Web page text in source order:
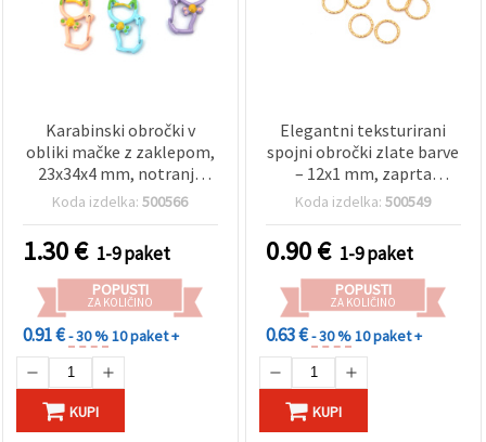
Karabinski obročki v
obliki mačke z zaklepom,
23x34x4 mm, notranja
odprtina: 10x15 mm,
Koda izdelka:500566
1.30€ 1-9 paket
POPUSTI
ZA KOLIČINO
0.91 €- 30 %10 paket +
KUPI
Elegantni teksturirani
spojni obročki zlate barve
– 12x1 mm, zaprta
izvedba, pakiranje 50
Koda izdelka:500549
0.90€ 1-9 paket
POPUSTI
ZA KOLIČINO
0.63 €- 30 %10 paket +
KUPI